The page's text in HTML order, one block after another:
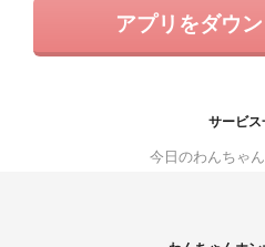
アプリをダウ
サービス
今日のわんちゃん